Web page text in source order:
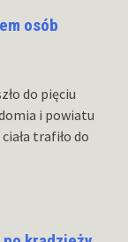
osób
do pięciu
i powiatu
trafiło do